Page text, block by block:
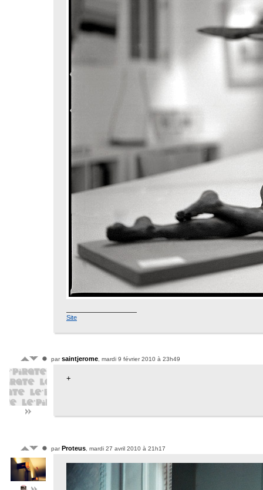
Site
parsaintjerome , mardi 9 février 2010 à 23h49
+
parProteus , mardi 27 avril 2010 à 21h17